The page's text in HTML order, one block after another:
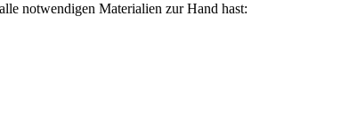
notwendigen Materialien zur Hand hast: